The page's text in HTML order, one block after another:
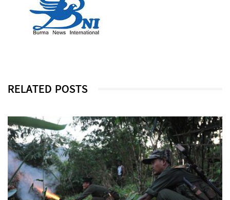
RELATED POSTS